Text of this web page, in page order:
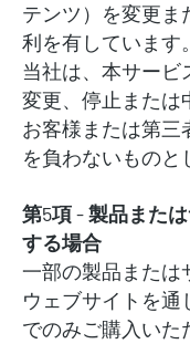
テンツ）を変更ま
利を有しています。
当社は、本サービ
変更、停止または
お客様または第三
を負わないものと
第5項 - 製品また
する場合
一部の製品または
ウェブサイトを通
でのみご購入いた